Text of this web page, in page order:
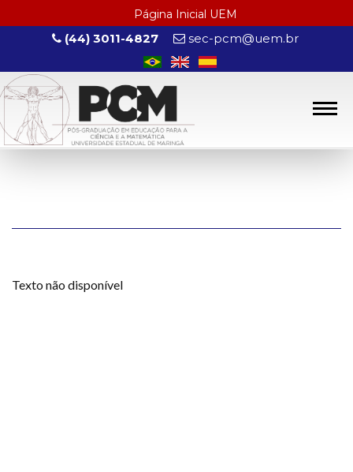
Página Inicial UEM
(44) 3011-4827 sec-pcm@uem.br
Texto não disponível